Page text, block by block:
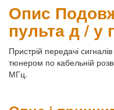
Опис
пульта д / у
Пристрій передачі
тюнером по кабельній
МГц.